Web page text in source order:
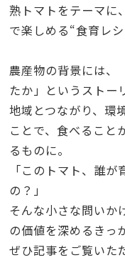
熟トマトをテーマに
で楽しめる“食育レ
農産物の背景には、
たか」というストー
地域とつながり、環
ことで、食べること
るものに。
「このトマト、誰
の？」
そんな小さな問いか
の価値を深めるきっ
ぜひ記事をご覧いた